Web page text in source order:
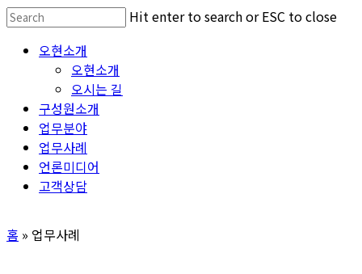
Skip
main
Hit enter to search or ESC to close
Search
Menu 오현소개
오현소개
오시는 길
구성원소개
업무분야
업무사례
언론미디어
고객상담
홈 » 업무사례